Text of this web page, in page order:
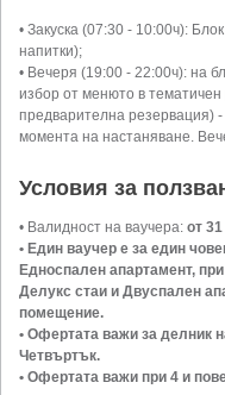
• Закуска (07:30 - 10:00ч):
напитки);
• Вечеря (19:00 - 22:00ч): на
избор от менюто в
предварителна резервация)
момента на настаняване.
Условия за
• Валидност на ваучера: от
• Един ваучер е за един
Едноспален апартамент,
Делукс стаи и Двуспален
помещение.
• Офертата важи за делник
Четвъртък.
• Офертата важи при 4 и